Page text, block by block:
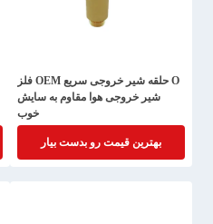
O حلقه شیر خروجی سریع OEM فلز
شیر خروجی هوا مقاوم به سایش
خوب
بهترین قیمت رو بدست بیار